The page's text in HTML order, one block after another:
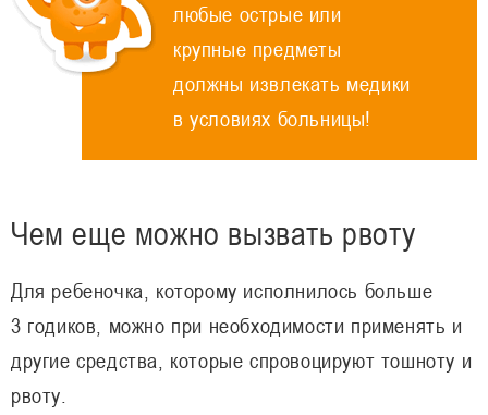
любые острые или
крупные предметы
должны извлекать медики
в условиях больницы!
Чем еще можно вызвать рвоту
Для ребеночка, которому исполнилось больше
3 годиков, можно при необходимости применять и
другие средства, которые спровоцируют тошноту и
рвоту.